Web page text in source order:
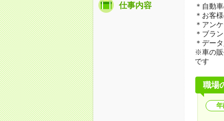
仕事内容
＊自動
＊お客
＊アン
＊ブラ
＊デー
※車の販
です
職場